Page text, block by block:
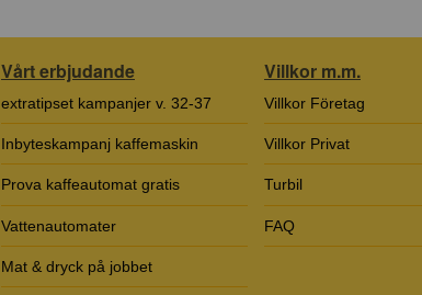
Vårt erbjudande
extratipset kampanjer v. 32-37
Inbyteskampanj kaffemaskin
Prova kaffeautomat gratis
Vattenautomater
Mat & dryck på jobbet
Villkor m.m.
Villkor Företag
Villkor Privat
Turbil
FAQ